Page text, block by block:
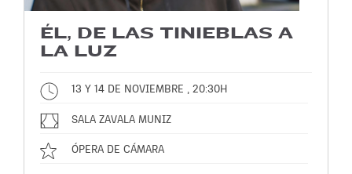
ÉL, DE LAS TINIEBLAS A
LA LUZ
13 Y 14 DE NOVIEMBRE , 20:30H
SALA ZAVALA MUNIZ
ÓPERA DE CÁMARA